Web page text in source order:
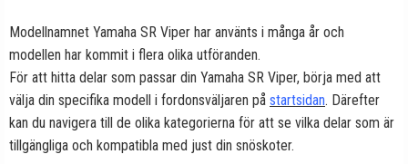
Modellnamnet Yamaha SR Viper har använts i många år och
modellen har kommit i flera olika utföranden.
För att hitta delar som passar din Yamaha SR Viper, börja med att
välja din specifika modell i fordonsväljaren på startsidan. Därefter
kan du navigera till de olika kategorierna för att se vilka delar som är
tillgängliga och kompatibla med just din snöskoter.